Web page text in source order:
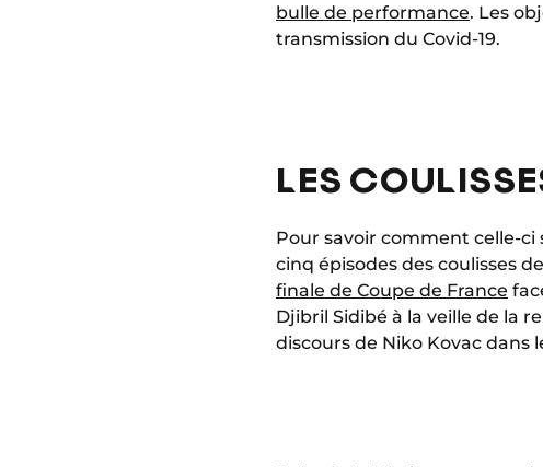
bulle de performance. Les
transmission du Covid-19.
LES
Pour savoir comment celle-ci
cinq épisodes des coulisses
finale de Coupe de France
Djibril Sidibé à la veille de la
discours de Niko Kovac dans